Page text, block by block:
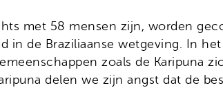
met 58 mensen zijn, worden
in de Braziliaanse wetgeving. In
zoals de Karipuna
delen we zijn angst dat de